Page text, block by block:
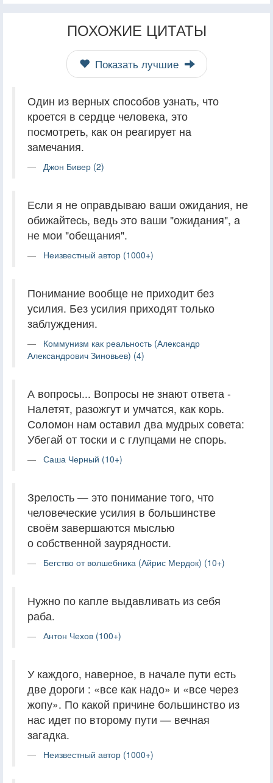
ПОХОЖИЕ ЦИТАТЫ
Показать лучшие
Один из верных способов узнать, что
кроется в сердце человека, это
посмотреть, как он реагирует на
замечания.
Джон Бивер (2)
Если я не оправдываю ваши ожидания, не
обижайтесь, ведь это ваши "ожидания", а
не мои "обещания".
Неизвестный автор (1000+)
Понимание вообще не приходит без
усилия. Без усилия приходят только
заблуждения.
Коммунизм как реальность (Александр
Александрович Зиновьев) (4)
А вопросы... Вопросы не знают ответа -
Налетят, разожгут и умчатся, как корь.
Соломон нам оставил два мудрых совета:
Убегай от тоски и с глупцами не спорь.
Саша Черный (10+)
Зрелость — это понимание того, что
человеческие усилия в большинстве
своём завершаются мыслью
о собственной заурядности.
Бегство от волшебника (Айрис Мердок) (10+)
Нужно по капле выдавливать из себя
раба.
Антон Чехов (100+)
У каждого, наверное, в начале пути есть
две дороги : «все как надо» и «все через
жопу». По какой причине большинство из
нас идет по второму пути — вечная
загадка.
Неизвестный автор (1000+)